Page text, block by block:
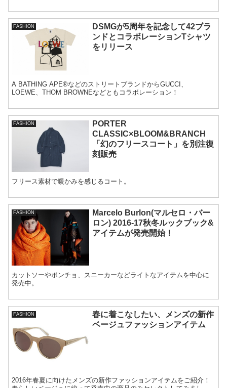
FASHION
DSMGが5周年を記念して42ブラ
ンドとコラボレーションTシャツ
をリリース
A BATHING APE®などのストリートブランドからGUCCI、
LOEWE、THOM BROWNEなどともコラボレーション！
FASHION
PORTER
CLASSIC×BLOOM&BRANCH
「幻のフリースコート」を別注復
刻販売
フリース素材で暖かみを感じるコート。
FASHION
Marcelo Burlon(マルセロ・バー
ロン) 2016-17秋冬ルックブック&
アイテムが発売開始！
カットソーやポンチョ、スニーカーなどライトなアイテムを中心に
発売中。
FASHION
春に着こなしたい、メンズの新作
ベージュファッションアイテム
2016年春夏に向けたメンズの新作ファッションアイテムをご紹介！